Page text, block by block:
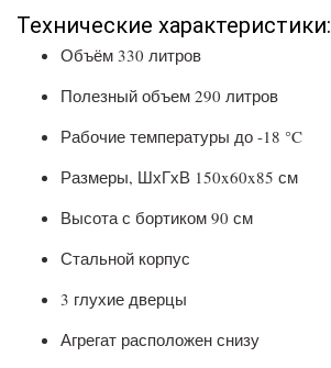
Технические характеристики:
Объём 330 литров
Полезный объем 290 литров
Рабочие температуры до -18 °C
Размеры, ШхГхВ 150x60x85 см
Высота с бортиком 90 см
Стальной корпус
3 глухие дверцы
Агрегат расположен снизу